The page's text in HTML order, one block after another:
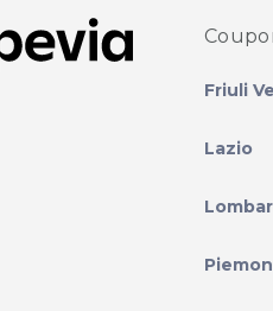
facebook
su youtube
su
Friuli
Lazio